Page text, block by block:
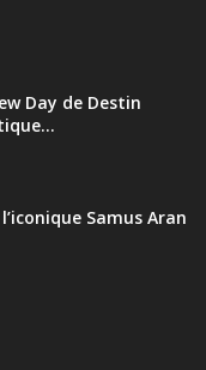
Day de Destin
Samus Aran